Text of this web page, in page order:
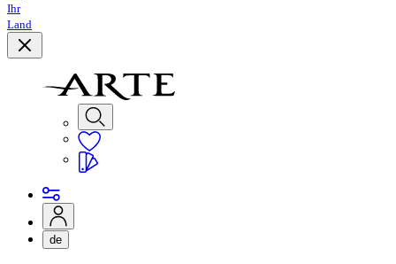
Ihr
Land
de